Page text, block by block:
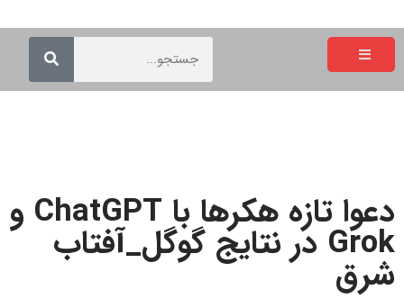
دعوا تازه هکرها با ChatGPT و
Grok در نتایج گوگل_آفتاب
شرق